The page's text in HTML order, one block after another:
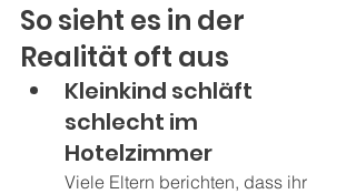
So sieht es in der
Realität oft aus
Kleinkind schläft
schlecht im
Hotelzimmer
Viele Eltern berichten, dass ihr